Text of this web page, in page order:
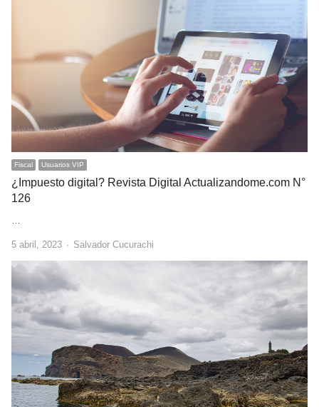
Fiscal Usuarios VIP
¿Impuesto digital? Revista Digital Actualizandome.com N°
126
…
5 abril, 2023 Author
Salvador Cucurachi